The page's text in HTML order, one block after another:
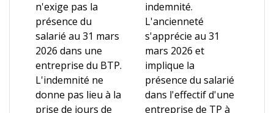
n'exige pas la
présence du
salarié au 31 mars
2026 dans une
entreprise du BTP.
L'indemnité ne
donne pas lieu à la
prise de jours de
indemnité.
L'ancienneté
s'apprécie au 31
mars 2026 et
implique la
présence du salarié
dans l'effectif d'une
entreprise de TP à